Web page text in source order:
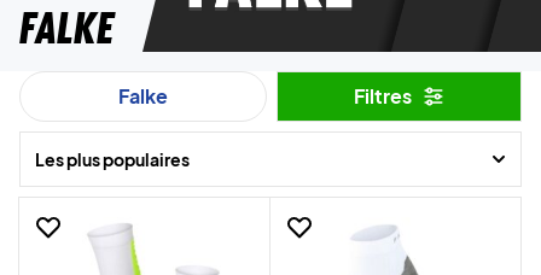
Falke
Falke Filtres
Les plus populaires